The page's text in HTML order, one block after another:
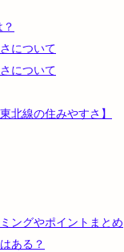
について
について
北線の住みやすさ】
ングやポイントまとめ
ある？